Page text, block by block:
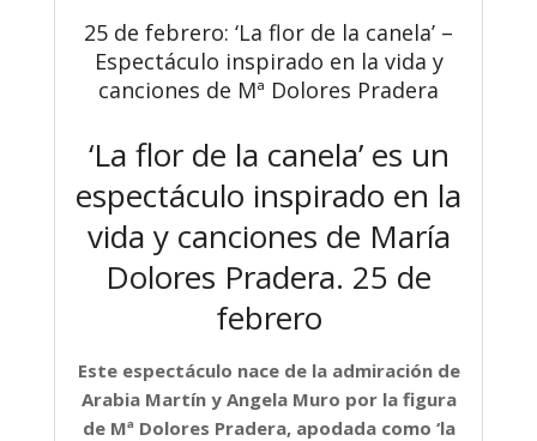
25 de febrero: ‘La flor de la canela’ –
Espectáculo inspirado en la vida y
canciones de Mª Dolores Pradera
‘La flor de la canela’ es un
espectáculo inspirado en la
vida y canciones de María
Dolores Pradera. 25 de
febrero
Este espectáculo nace de la admiración de
Arabia Martín y Angela Muro por la figura
de Mª Dolores Pradera, apodada como ‘la